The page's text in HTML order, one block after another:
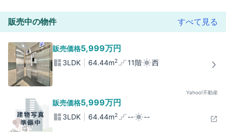
販売中の物件 すべて見る
販売価格5,999万円
3LDK 64.44m2 11階 西
Yahoo!不動産
販売価格5,999万円
3LDK 64.44m2 -- --